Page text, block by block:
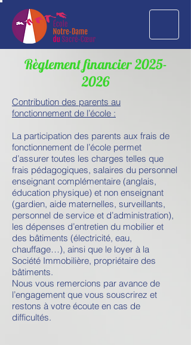
Règlement financier2025-
2026
Contribution des parents au
fonctionnement de l’école :
La participation des parents aux frais de
fonctionnement de l’école permet
d’assurer toutes les charges telles que
frais pédagogiques, salaires du personnel
enseignant complémentaire (anglais,
éducation physique) et non enseignant
(gardien, aide maternelles, surveillants,
personnel de service et d’administration),
les dépenses d’entretien du mobilier et
des bâtiments (électricité, eau,
chauffage…), ainsi que le loyer à la
Société Immobilière, propriétaire des
bâtiments.
Nous vous remercions par avance de
l’engagement que vous souscrirez et
restons à votre écoute en cas de
difficultés.